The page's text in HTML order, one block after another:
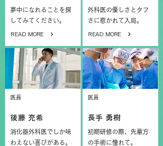
夢中になれることを探
してみてください。
READ MORE
医員
後藤 充希
消化器外科医でしか味
わえない喜びがある。
外科医の優しさとタフ
さに惹かれて入局。
READ MORE
医員
長手 勇樹
初期研修の際、先輩方
の手術に憧れて。